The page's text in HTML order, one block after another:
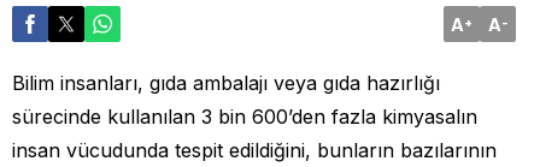
A+ A-
Bilim insanları, gıda ambalajı veya gıda hazırlığı
sürecinde kullanılan 3 bin 600’den fazla kimyasalın
insan vücudunda tespit edildiğini, bunların bazılarının